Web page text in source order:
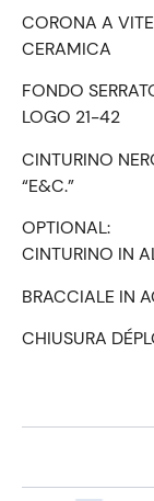
CORONA A
CERAMICA
FONDO
LOGO 21-42
CINTURINO
“E&C.”
OPTIONAL:
CINTURINO IN
BRACCIALE IN
CHIUSURA